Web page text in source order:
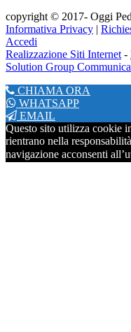
copyright © 2017- Oggi
Informativa Privacy |
Accedi
Realizzazione Siti Internet-
Solution Group
CHIAMA ORA
WHATSAPP
EMAIL
Questo sito utilizza cookie
rientrano nella
navigazione acconsenti